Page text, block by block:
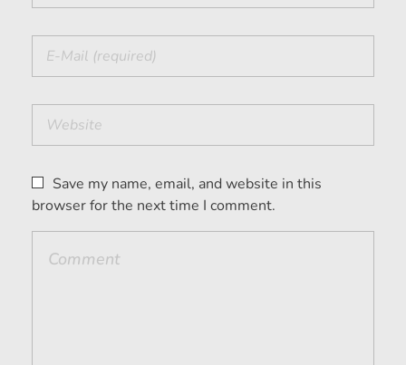
Save my name, email, and website in this
browser for the next time I comment.